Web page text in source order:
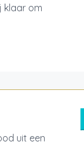
klaar om
uit een